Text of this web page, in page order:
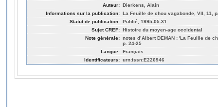
Auteur: Dierkens, Alain
Informations sur la publication: La Feuille de chou vagabonde, VII, 11,
Statut de publication: Publié, 1995-05-31
Sujet CREF: Histoire du moyen-age occidental
Note générale: notes d’Albert DEMAN : 'La Feuille de
p. 24-25
Langue: Français
Identificateurs: urn:issn:E226946